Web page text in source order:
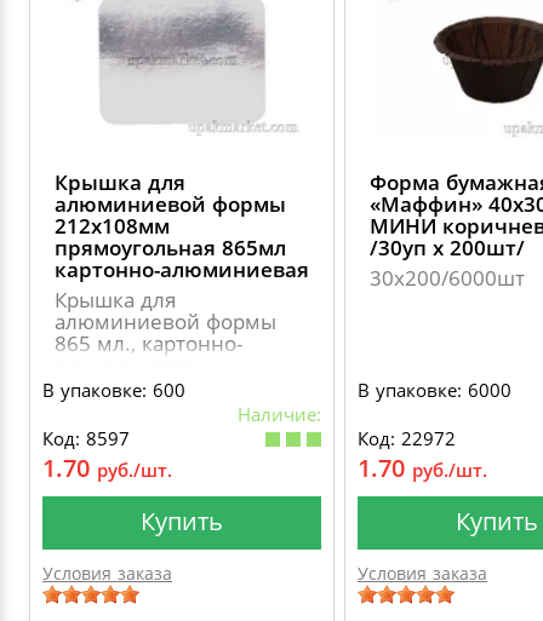
Крышка для
алюминиевой формы
212х108мм
прямоугольная 865мл
картонно-алюминиевая
Крышка для
алюминиевой формы
865 мл., картонно-
алюминиевая
В упаковке: 600
Наличие:
Код: 8597
1.70 руб./шт.
Купить
Условия заказа
Форма
«Маффин»
МИНИ
/30уп х 200шт/
30х200/6000шт
В упаковке: 6000
Код: 22972
1.70 руб./шт.
Купить
Условия заказа